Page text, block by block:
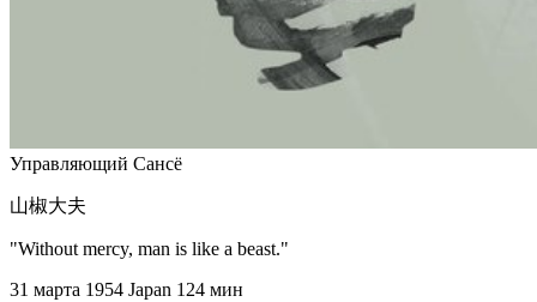
Управляющий Сансё
山椒大夫
"Without mercy, man is like a beast."
31 марта 1954 Japan 124 мин